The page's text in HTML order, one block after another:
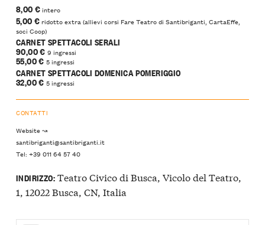
8,00 €intero
5,00 €ridotto extra (allievi corsi Fare Teatro di Santibriganti, CartaEffe,
soci Coop)
CARNET SPETTACOLI SERALI
90,00 € 9 ingressi
55,00 € 5 ingressi
CARNET SPETTACOLI DOMENICA POMERIGGIO
32,00 € 5 ingressi
CONTATTI
Website ↝
santibriganti@santibriganti.it
Tel: +39 011 64 57 40
INDIRIZZO:Teatro Civico di Busca, Vicolo del Teatro,
1, 12022 Busca, CN, Italia